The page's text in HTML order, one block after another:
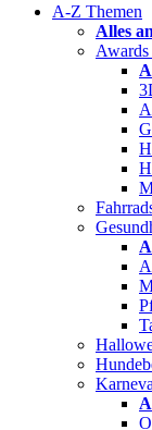
A-Z Themen
Alles